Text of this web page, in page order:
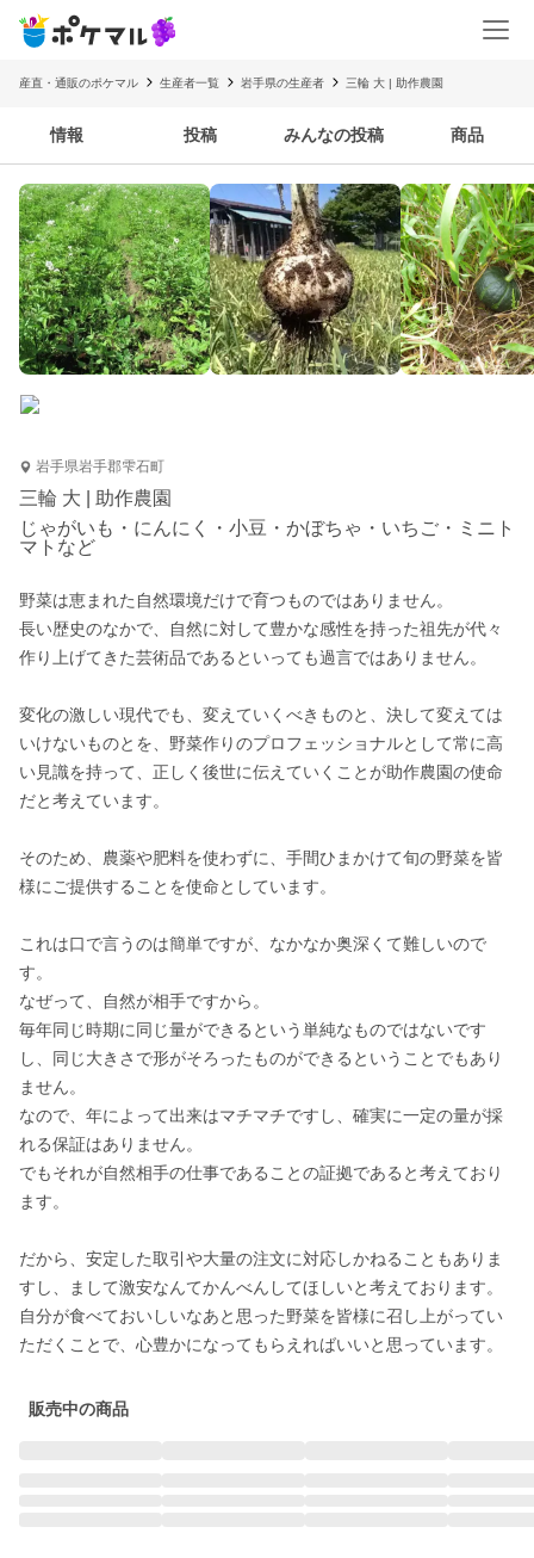
産直・通販のポケマル 生産者一覧 岩手県の生産者 三輪 大 | 助作農園
情報 投稿 みんなの投稿 商品
岩手県岩手郡雫石町
三輪 大 | 助作農園
じゃがいも・にんにく・小豆・かぼちゃ・いちご・ミニト
マトなど
野菜は恵まれた自然環境だけで育つものではありません。
長い歴史のなかで、自然に対して豊かな感性を持った祖先が代々
作り上げてきた芸術品であるといっても過言ではありません。
変化の激しい現代でも、変えていくべきものと、決して変えては
いけないものとを、野菜作りのプロフェッショナルとして常に高
い見識を持って、正しく後世に伝えていくことが助作農園の使命
だと考えています。
そのため、農薬や肥料を使わずに、手間ひまかけて旬の野菜を皆
様にご提供することを使命としています。
これは口で言うのは簡単ですが、なかなか奥深くて難しいので
す。
なぜって、自然が相手ですから。
毎年同じ時期に同じ量ができるという単純なものではないです
し、同じ大きさで形がそろったものができるということでもあり
ません。
なので、年によって出来はマチマチですし、確実に一定の量が採
れる保証はありません。
でもそれが自然相手の仕事であることの証拠であると考えており
ます。
だから、安定した取引や大量の注文に対応しかねることもありま
すし、まして激安なんてかんべんしてほしいと考えております。
自分が食べておいしいなあと思った野菜を皆様に召し上がってい
ただくことで、心豊かになってもらえればいいと思っています。
販売中の商品